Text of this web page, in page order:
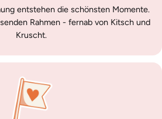
entstehen die schönsten Momente.
Rahmen - fernab von Kitsch und
Kruscht.